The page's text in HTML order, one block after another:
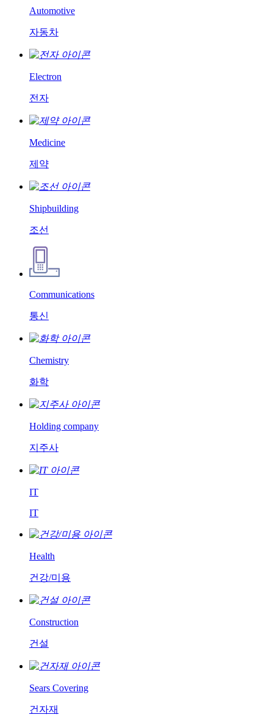
Automotive
자동차
Electron
전자
Medicine
제약
Shipbuilding
조선
Communications
통신
Chemistry
화학
Holding company
지주사
IT
IT
Health
건강/미용
Construction
건설
Sears Covering
건자재